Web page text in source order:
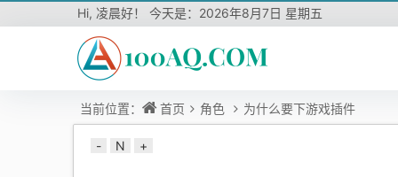
Hi, 凌晨好！ 今天是： 2026年8月7日 星期五
当前位置： 首页 角色 为什么要下游戏插件
- N +